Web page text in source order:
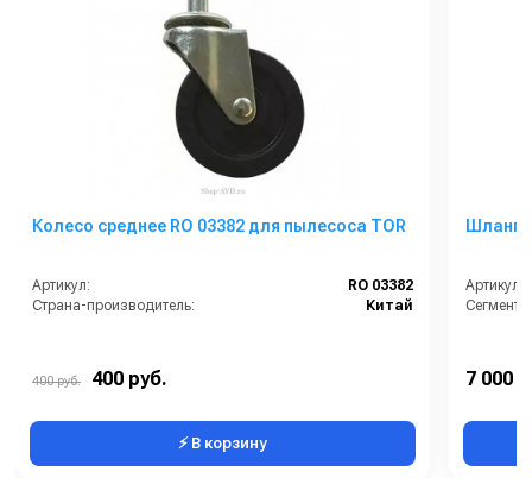
Колесо среднее RO 03382 для пылесоса TOR
Артикул:
RO 03382
Страна-производитель:
Китай
400 руб. 400 руб.
⚡ В корзину
Шланг
Артикул:
Сегмент:
7 000